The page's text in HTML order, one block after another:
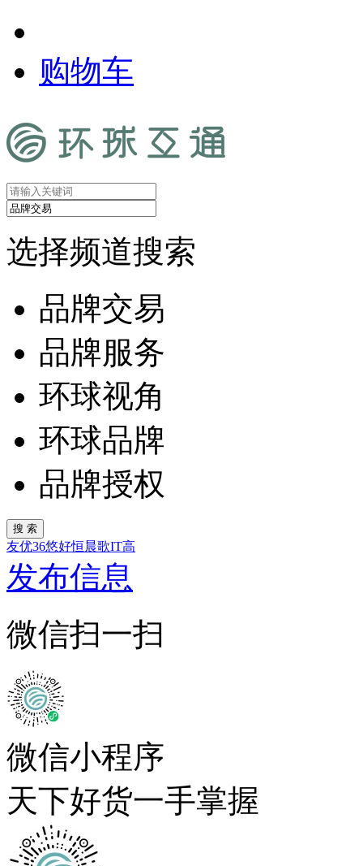
购物车
选择频道搜索
品牌交易
品牌服务
环球视角
环球品牌
品牌授权
友优36悠好恒晨歌IT高
发布信息
微信扫一扫
微信小程序
天下好货一手掌握